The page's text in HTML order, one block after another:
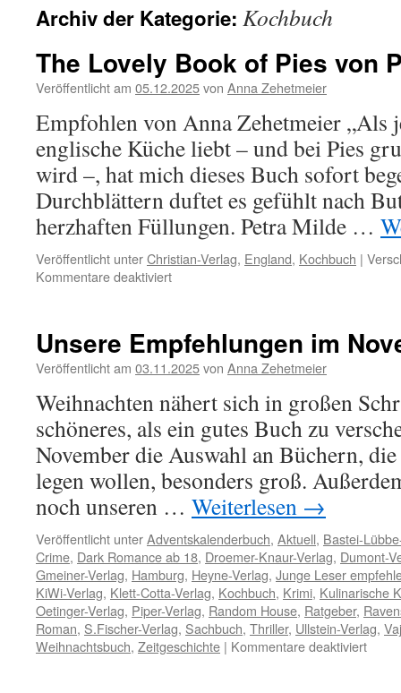
Archiv der Kategorie: Kochbuch
The Lovely Book of Pies von
Veröffentlicht am 05.12.2025von Anna Zehetmeier
Empfohlen von Anna Zehetmeier „Als
englische Küche liebt – und bei Pies
wird –, hat mich dieses Buch sofort
Durchblättern duftet es gefühlt nach
herzhaften Füllungen. Petra Milde …
Veröffentlicht unterChristian-Verlag, England, Kochbuch |
Kommentare deaktiviertfür
of
Pies
Petra
Milde
Unsere Empfehlungen im
Veröffentlicht am 03.11.2025von Anna Zehetmeier
Weihnachten nähert sich in großen
schöneres, als ein gutes Buch zu
November die Auswahl an Büchern,
legen wollen, besonders groß.
noch unseren … Weiterlesen →
Veröffentlicht unterAdventskalenderbuch, Aktuell, Bastei-
Crime, Dark Romance ab 18, Droemer-Knaur-Verlag, Dumont-
Gmeiner-Verlag, Hamburg, Heyne-Verlag, Junge Leser
KiWi-Verlag, Klett-Cotta-Verlag, Kochbuch, Krimi, Kulinarische
Oetinger-Verlag, Piper-Verlag, Random House, Ratgeber,
Roman, S.Fischer-Verlag, Sachbuch, Thriller, Ullstein-Verlag,
Weihnachtsbuch, Zeitgeschichte | Kommentare deaktiviertfür